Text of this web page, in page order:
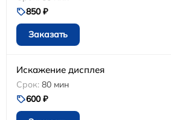
850 ₽
Заказать
Искажение дисплея
80 мин
600 ₽